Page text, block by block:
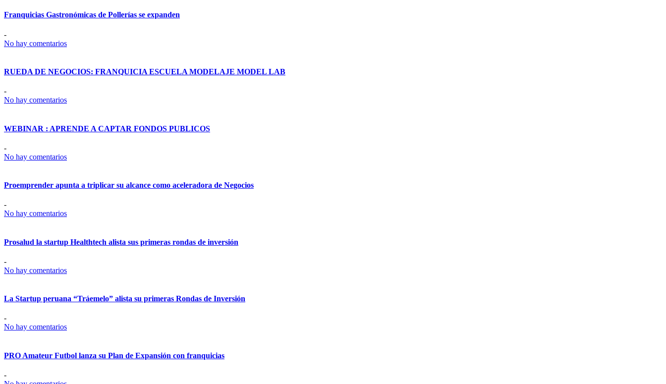
Franquicias Gastronómicas de Pollerías se expanden
-
No hay comentarios
RUEDA DE NEGOCIOS: FRANQUICIA ESCUELA MODELAJE MODEL LAB
-
No hay comentarios
WEBINAR : APRENDE A CAPTAR FONDOS PUBLICOS
-
No hay comentarios
Proemprender apunta a triplicar su alcance como aceleradora de Negocios
-
No hay comentarios
Prosalud la startup Healthtech alista sus primeras rondas de inversión
-
No hay comentarios
La Startup peruana “Tráemelo” alista su primeras Rondas de Inversión
-
No hay comentarios
PRO Amateur Futbol lanza su Plan de Expansión con franquicias
-